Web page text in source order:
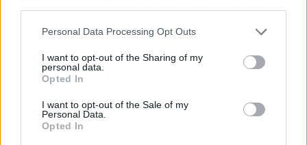
Please note that this website/app uses one or more Google
not limited to your visit or usage behaviour. You may click to
grant or deny consent to Google and its third-party tags to
use your data for below specified purposes in below Google
consent section.
Personal Data Processing Opt Outs
I want to opt-out of the Sharing of my
personal data.
Opted In
I want to opt-out of the Sale of my
Personal Data.
Opted In
összevetésben a fogyasztói árak, miközben az élelmiszerek ára
már csökkent.